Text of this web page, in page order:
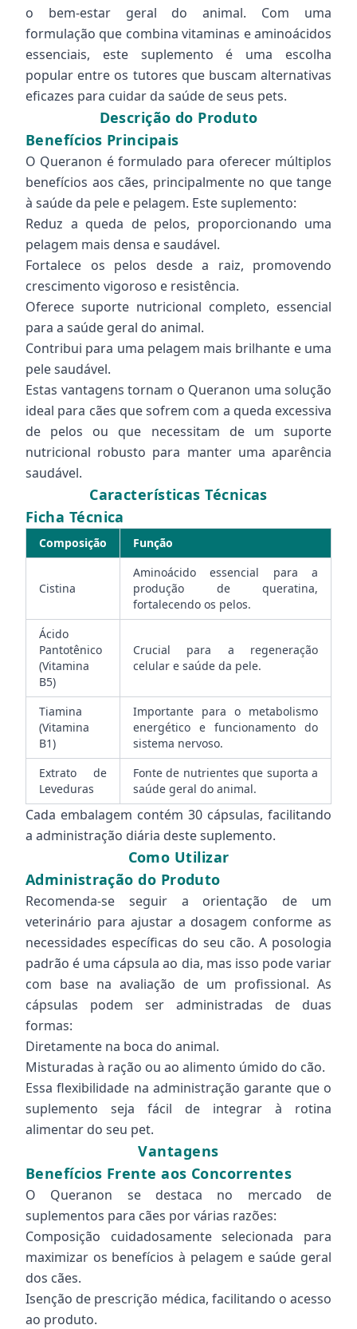
o bem-estar geral do animal. Com uma
formulação que combina vitaminas e aminoácidos
essenciais, este suplemento é uma escolha
popular entre os tutores que buscam alternativas
eficazes para cuidar da saúde de seus pets.
Descrição do Produto
Benefícios Principais
O Queranon é formulado para oferecer múltiplos
benefícios aos cães, principalmente no que tange
à saúde da pele e pelagem. Este suplemento:
Reduz a queda de pelos, proporcionando uma
pelagem mais densa e saudável.
Fortalece os pelos desde a raiz, promovendo
crescimento vigoroso e resistência.
Oferece suporte nutricional completo, essencial
para a saúde geral do animal.
Contribui para uma pelagem mais brilhante e uma
pele saudável.
Estas vantagens tornam o Queranon uma solução
ideal para cães que sofrem com a queda excessiva
de pelos ou que necessitam de um suporte
nutricional robusto para manter uma aparência
saudável.
Características Técnicas
Ficha Técnica
Composição Função
Cistina
Aminoácido essencial para a
produção de queratina,
fortalecendo os pelos.
Ácido
Pantotênico
(Vitamina
B5)
Crucial para a regeneração
celular e saúde da pele.
Tiamina
(Vitamina
B1)
Importante para o metabolismo
energético e funcionamento do
sistema nervoso.
Extrato de
Leveduras
Fonte de nutrientes que suporta a
saúde geral do animal.
Cada embalagem contém 30 cápsulas, facilitando
a administração diária deste suplemento.
Como Utilizar
Administração do Produto
Recomenda-se seguir a orientação de um
veterinário para ajustar a dosagem conforme as
necessidades específicas do seu cão. A posologia
padrão é uma cápsula ao dia, mas isso pode variar
com base na avaliação de um profissional. As
cápsulas podem ser administradas de duas
formas:
Diretamente na boca do animal.
Misturadas à ração ou ao alimento úmido do cão.
Essa flexibilidade na administração garante que o
suplemento seja fácil de integrar à rotina
alimentar do seu pet.
Vantagens
Benefícios Frente aos Concorrentes
O Queranon se destaca no mercado de
suplementos para cães por várias razões:
Composição cuidadosamente selecionada para
maximizar os benefícios à pelagem e saúde geral
dos cães.
Isenção de prescrição médica, facilitando o acesso
ao produto.